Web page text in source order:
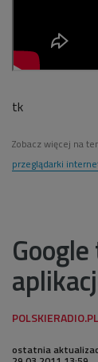
tk
Zobacz więcej na
przeglądarki
ostatnia